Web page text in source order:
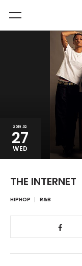
2019.02
27
WED
THE INTERNET
HIPHOP R&B